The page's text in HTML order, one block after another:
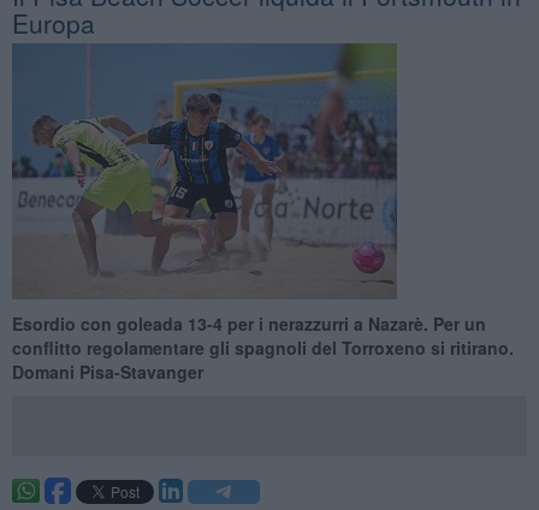
Europa
Esordio con goleada 13-4 per i nerazzurri a Nazarè. Per un
conflitto regolamentare gli spagnoli del Torroxeno si ritirano.
Domani Pisa-Stavanger